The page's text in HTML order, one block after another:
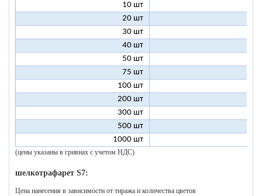
10 шт
20 шт
30 шт
40 шт
50 шт
75 шт
100 шт
200 шт
300 шт
500 шт
1000 шт
(цены указаны в гривнах с учетом НДС)
шелкотрафарет S7:
Цена нанесения в зависимости от тиража и количества цветов